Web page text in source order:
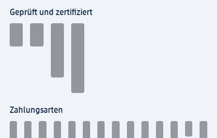
Geprüft und zertifiziert
Zahlungsarten